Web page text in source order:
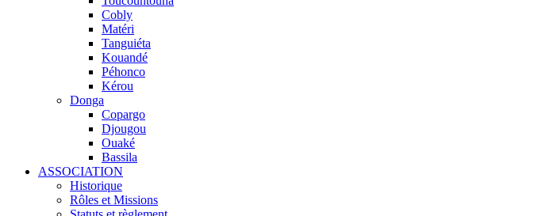
Cobly
Matéri
Tanguiéta
Kouandé
Péhonco
Kérou
Donga
Copargo
Djougou
Ouaké
Bassila
ASSOCIATION
Historique
Rôles et Missions